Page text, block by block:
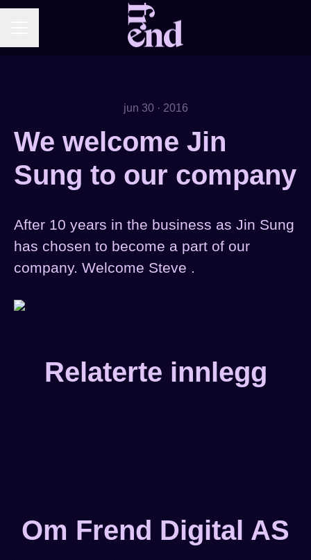
jun 30 · 2016
We welcome Jin
Sung to our company
After 10 years in the business as Jin Sung
has chosen to become a part of our
company. Welcome Steve .
Relaterte innlegg
Show your candidates what
Om Frend Digital AS